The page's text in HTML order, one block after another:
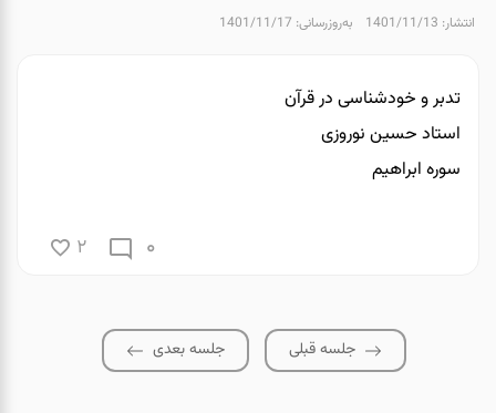
انتشار: 1401/11/13 به‌روزرسانی: 1401/11/17
تدبر و خودشناسی در قرآن
استاد حسین نوروزی
سوره ابراهیم
0
2
جلسه قبلی جلسه بعدی